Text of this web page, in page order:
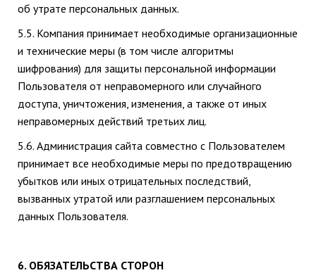
об утрате персональных данных.
5.5. Компания принимает необходимые организационные
и технические меры (в том числе алгоритмы
шифрования) для защиты персональной информации
Пользователя от неправомерного или случайного
доступа, уничтожения, изменения, а также от иных
неправомерных действий третьих лиц.
5.6. Администрация сайта совместно с Пользователем
принимает все необходимые меры по предотвращению
убытков или иных отрицательных последствий,
вызванных утратой или разглашением персональных
данных Пользователя.
6. ОБЯЗАТЕЛЬСТВА СТОРОН